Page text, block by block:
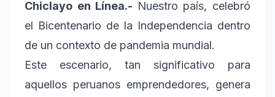
Chiclayo en Línea.- Nuestro país, celebró
el Bicentenario de la Independencia dentro
de un contexto de pandemia mundial.
Este escenario, tan significativo para
aquellos peruanos emprendedores, genera